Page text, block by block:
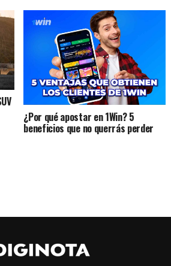
¿Por qué apostar en 1Win? 5
beneficios que no querrás perder